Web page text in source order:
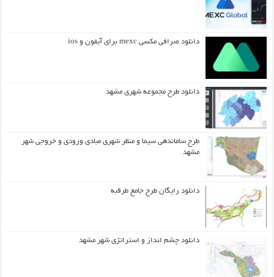
دانلود صرافی مکسی mexc برای آیفون و ios
دانلود طرح مجموعه شهری مشهد
طرح ساماندهی سیما و منظر شهری مبادی ورودی و خروجی شهر
مشهد
دانلود رایگان طرح جامع طرقبه
دانلود چشم انداز و استراتژی شهر مشهد